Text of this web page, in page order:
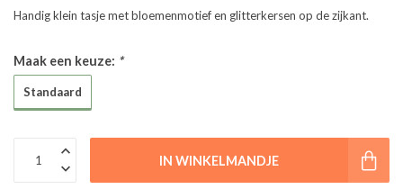
Handig klein tasje met bloemenmotief en glitterkersen op de zijkant.
Maak een keuze: *
Standaard
IN WINKELMANDJE